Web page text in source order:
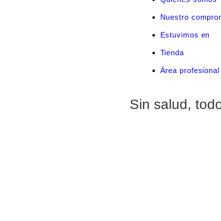
Nuestro
Estuvimos en
Tienda
Área profesional
Sin salud,